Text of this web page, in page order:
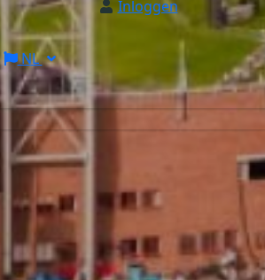
Inloggen
NL